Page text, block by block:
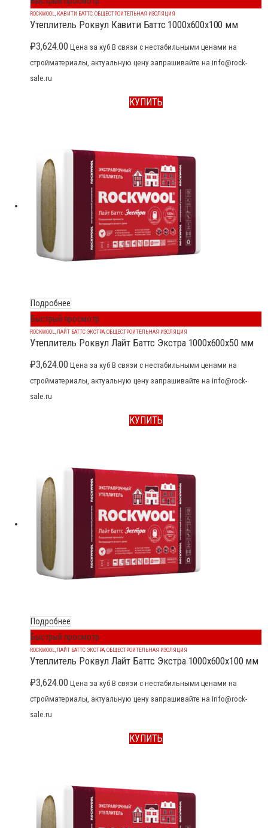
ROCKWOOL КАВИТИ БАТТС ОБЩЕСТРОИТЕЛЬНАЯ ИЗОЛЯЦИЯ
Утеплитель Роквул Кавити Баттс 1000x600x100 мм
₽3,624.00 Цена за куб В связи с нестабильными ценами на
стройматериалы, актуальную цену запрашивайте на info@rock-
sale.ru
КУПИТЬ
Подробнее
Быстрый просмотр
ROCKWOOL ЛАЙТ БАТТС ЭКСТРА ОБЩЕСТРОИТЕЛЬНАЯ ИЗОЛЯЦИЯ
Утеплитель Роквул Лайт Баттс Экстра 1000x600x50 мм
₽3,624.00 Цена за куб В связи с нестабильными ценами на
стройматериалы, актуальную цену запрашивайте на info@rock-
sale.ru
КУПИТЬ
Подробнее
Быстрый просмотр
ROCKWOOL ЛАЙТ БАТТС ЭКСТРА ОБЩЕСТРОИТЕЛЬНАЯ ИЗОЛЯЦИЯ
Утеплитель Роквул Лайт Баттс Экстра 1000x600x100 мм
₽3,624.00 Цена за куб В связи с нестабильными ценами на
стройматериалы, актуальную цену запрашивайте на info@rock-
sale.ru
КУПИТЬ